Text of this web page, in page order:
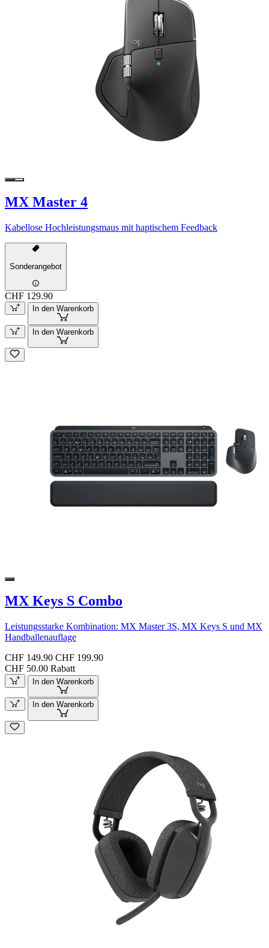
MX Master 4
Kabellose Hochleistungsmaus mit haptischem Feedback
Sonderangebot
CHF 129.90
In den Warenkorb
In den Warenkorb
MX Keys S Combo
Leistungsstarke Kombination: MX Master 3S, MX Keys S und MX
Handballenauflage
CHF 149.90 CHF 199.90
CHF 50.00 Rabatt
In den Warenkorb
In den Warenkorb